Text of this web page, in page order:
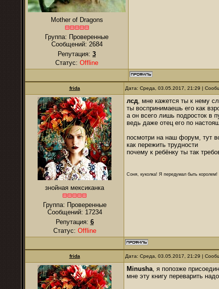
Mother of Dragons
Группа: Проверенные
Сообщений: 2684
Репутация: 3
Статус: Offline
frida Дата: Среда, 03.05.2017, 21:29 |
знойная мексиканка
Группа: Проверенные
Сообщений: 17234
Репутация: 6
Статус: Offline
лсд, мне кажется ты к нему
ты воспринимаешь его как
а он всего лишь подросток в
ведь даже отец его по
посмотри на наш форум, тут
как пережить трудности
почему к ребёнку ты так
Соня, куколка! Я передумал быть
frida Дата: Среда, 03.05.2017, 21:29 |
Minusha, я попозже
мне эту книгу переварить надо